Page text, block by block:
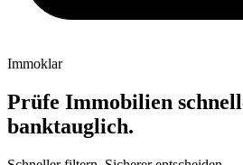
Immoklar
Prüfe Immobilien
banktauglich.